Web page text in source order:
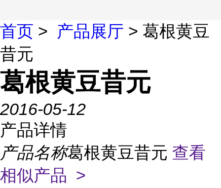
首页 > 产品展厅 > 葛根黄豆
昔元
葛根黄豆昔元
2016-05-12
产品详情
产品名称葛根黄豆昔元 查看
相似产品 >